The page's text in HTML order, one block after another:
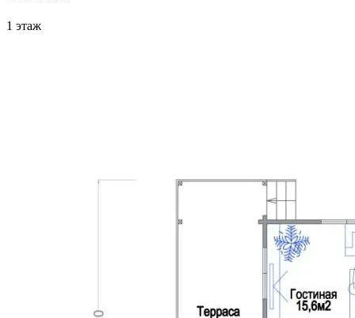
1 этаж